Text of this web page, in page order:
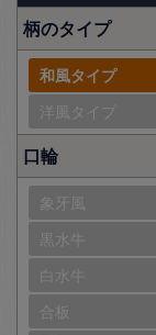
柄のタイプ
和風タイプ
洋風タイプ
口輪
象牙風
黒水牛
白水牛
合板